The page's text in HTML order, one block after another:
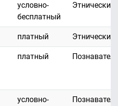
условно-
бесплатный
Этнические
платный Этнические
платный
условно-